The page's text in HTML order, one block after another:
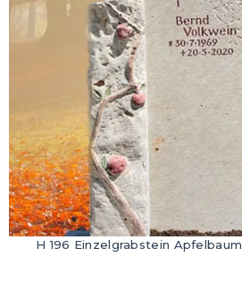
H 196 Einzelgrabstein Apfelbaum